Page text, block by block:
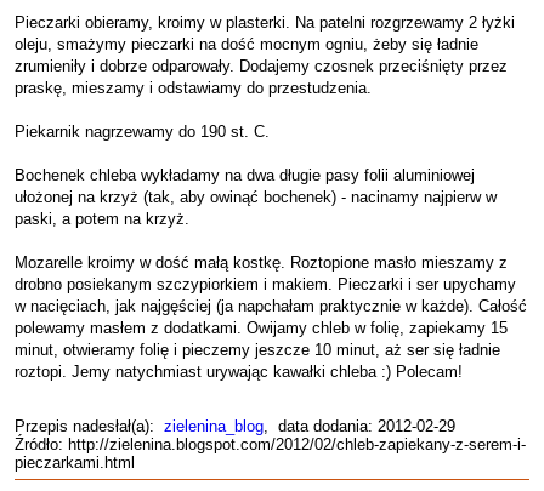
Pieczarki obieramy, kroimy w plasterki. Na patelni rozgrzewamy 2 łyżki
oleju, smażymy pieczarki na dość mocnym ogniu, żeby się ładnie
zrumieniły i dobrze odparowały. Dodajemy czosnek przeciśnięty przez
praskę, mieszamy i odstawiamy do przestudzenia.
Piekarnik nagrzewamy do 190 st. C.
Bochenek chleba wykładamy na dwa długie pasy folii aluminiowej
ułożonej na krzyż (tak, aby owinąć bochenek) - nacinamy najpierw w
paski, a potem na krzyż.
Mozarelle kroimy w dość małą kostkę. Roztopione masło mieszamy z
drobno posiekanym szczypiorkiem i makiem. Pieczarki i ser upychamy
w nacięciach, jak najgęściej (ja napchałam praktycznie w każde). Całość
polewamy masłem z dodatkami. Owijamy chleb w folię, zapiekamy 15
minut, otwieramy folię i pieczemy jeszcze 10 minut, aż ser się ładnie
roztopi. Jemy natychmiast urywając kawałki chleba :) Polecam!
Przepis nadesłał(a): zielenina_blog, data dodania: 2012-02-29
Źródło: http://zielenina.blogspot.com/2012/02/chleb-zapiekany-z-serem-i-
pieczarkami.html